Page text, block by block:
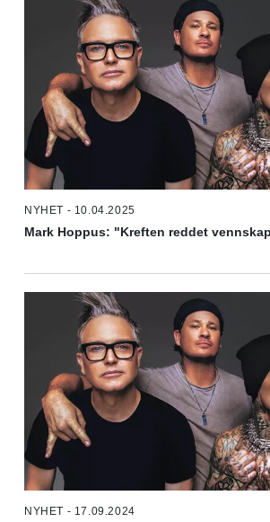
NYHET - 10.04.2025
Mark Hoppus: "Kreften reddet
NYHET - 17.09.2024